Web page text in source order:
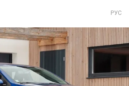
РУС